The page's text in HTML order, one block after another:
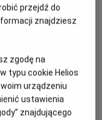
przejdź do
znajdziesz
zgodę na
typu cookie Helios
urządzeniu
ustawienia
znajdującego